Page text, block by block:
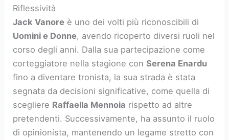
Riflessività
Jack Vanore è uno dei volti più riconoscibili di
Uomini e Donne, avendo ricoperto diversi ruoli nel
corso degli anni. Dalla sua partecipazione come
corteggiatore nella stagione conSerena Enardu
fino a diventare tronista, la sua strada è stata
segnata da decisioni significative, come quella di
scegliere Raffaella Mennoia rispetto ad altre
pretendenti. Successivamente, ha assunto il ruolo
di opinionista, mantenendo un legame stretto con